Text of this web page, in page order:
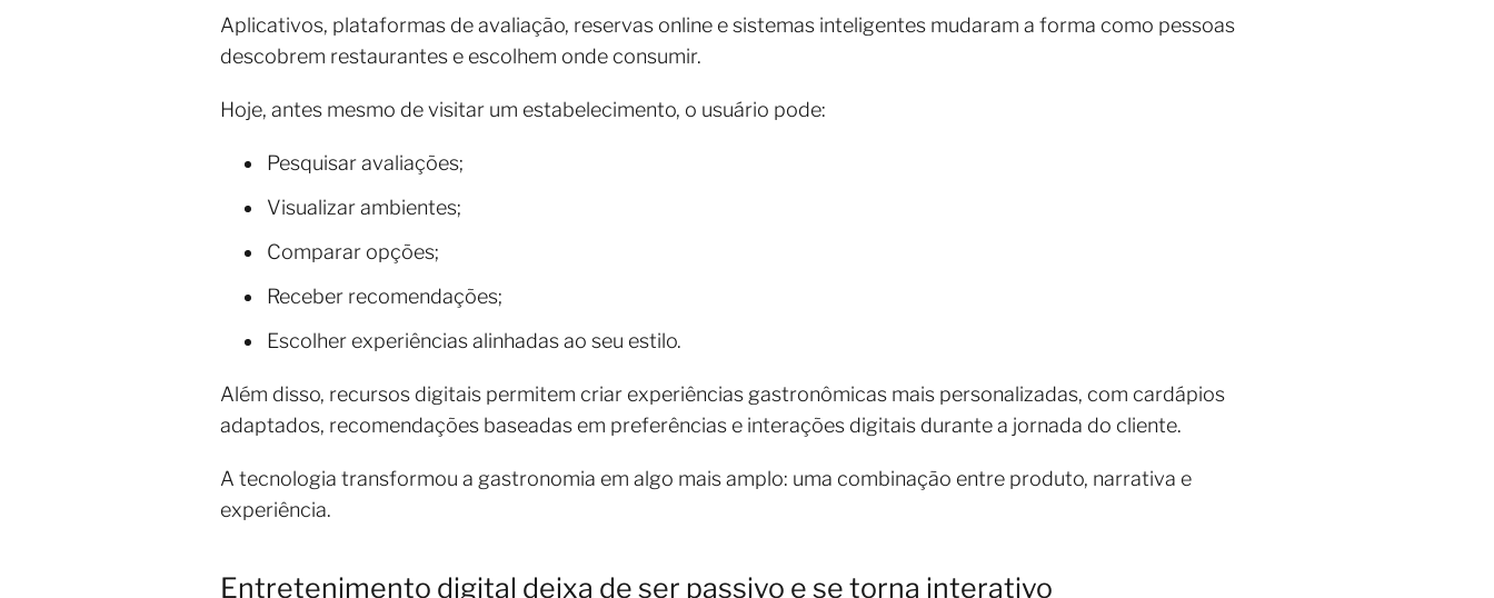
Aplicativos, plataformas de avaliação, reservas online e sistemas inteligentes mudaram a forma como pessoas
descobrem restaurantes e escolhem onde consumir.
Hoje, antes mesmo de visitar um estabelecimento, o usuário pode:
Pesquisar avaliações;
Visualizar ambientes;
Comparar opções;
Receber recomendações;
Escolher experiências alinhadas ao seu estilo.
Além disso, recursos digitais permitem criar experiências gastronômicas mais personalizadas, com cardápios
adaptados, recomendações baseadas em preferências e interações digitais durante a jornada do cliente.
A tecnologia transformou a gastronomia em algo mais amplo: uma combinação entre produto, narrativa e
experiência.
Entretenimento digital deixa de ser passivo e se torna interativo